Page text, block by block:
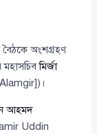
অংশগ্রহণ
মহাসচিবমির্জা
আহমদ
Uddin